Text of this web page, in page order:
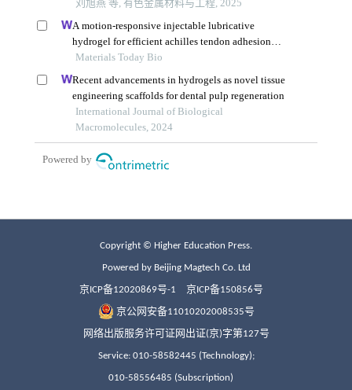
Copyright © Higher Education Press.
Powered by Beijing Magtech Co. Ltd
京ICP备12020869号-1 京ICP备150856号
京公网安备11010202008535号
网络出版服务许可证网出证(京)字第127号
Service: 010-58582445 (Technology);
010-58556485 (Subscription)